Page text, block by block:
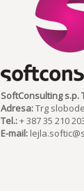
SoftConsulting s.p.
Adresa:Trg
Tel.:+ 387 35 210
E-mail: